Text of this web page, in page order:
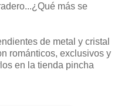
más se
de metal y cristal
románticos, exclusivos y
en la tienda pincha